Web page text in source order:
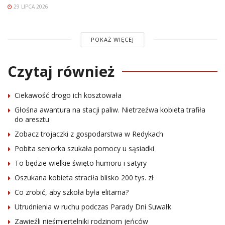
29 LIPCA 2026
POKAŻ WIĘCEJ
Czytaj również
Ciekawość drogo ich kosztowała
Głośna awantura na stacji paliw. Nietrzeźwa kobieta trafiła
do aresztu
Zobacz trojaczki z gospodarstwa w Redykach
Pobita seniorka szukała pomocy u sąsiadki
To będzie wielkie święto humoru i satyry
Oszukana kobieta straciła blisko 200 tys. zł
Co zrobić, aby szkoła była elitarna?
Utrudnienia w ruchu podczas Parady Dni Suwałk
Zawieźli nieśmiertelniki rodzinom jeńców